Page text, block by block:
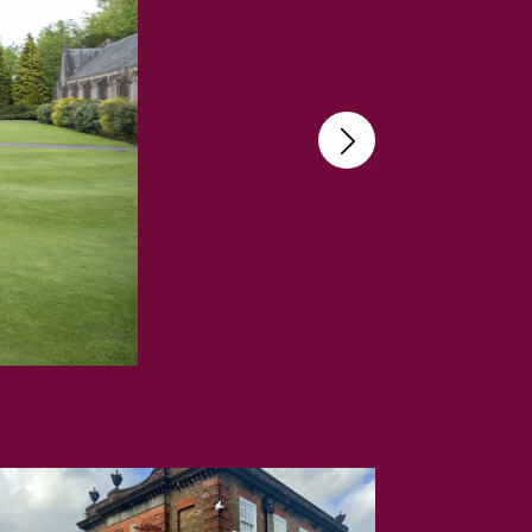
Aufnahme
Irfan Latif, Headmaster der Royal Hospital